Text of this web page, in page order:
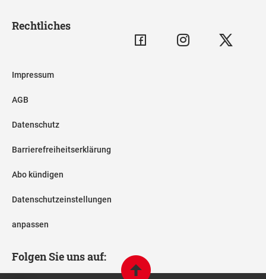
Rechtliches
Impressum
AGB
Datenschutz
Barrierefreiheitserklärung
Abo kündigen
Datenschutzeinstellungen
anpassen
Folgen Sie uns auf: